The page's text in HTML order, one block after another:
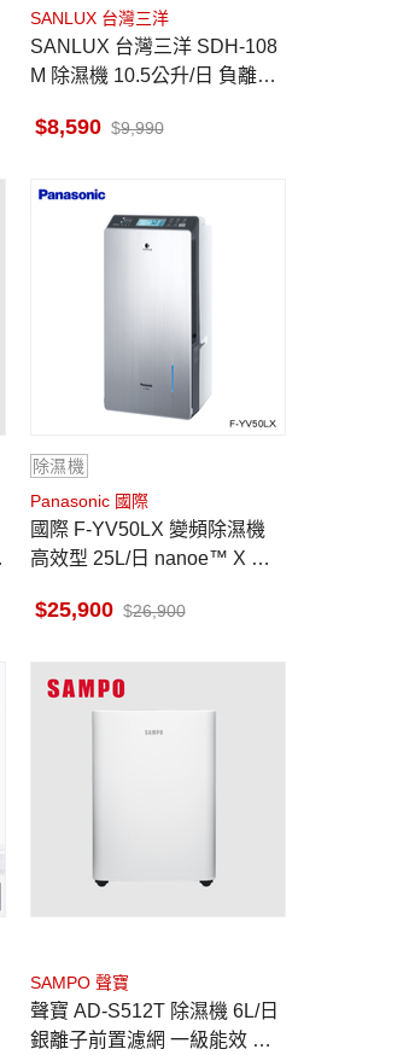
SANLUX 台灣三洋
SANLUX 台灣三洋 SDH-108
M 除濕機 10.5公升/日 負離子
8,590 9,990
除濕機
Panasonic 國際
國際 F-YV50LX 變頻除濕機
高效型 25L/日 nanoe™ X 健
25,900 26,900
SAMPO 聲寶
聲寶 AD-S512T 除濕機 6L/日
銀離子前置濾網 一級能效 定